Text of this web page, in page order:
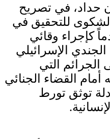
حداد، في تصريح
للتحقيق في
كإجراء وقائي
الإسرائيلي
التي
أمام القضاء الجنائي
توثق تورط